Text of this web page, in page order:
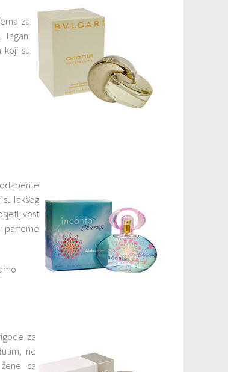
za
lagani
koji su
su lakšeg
parfeme
za
ne
sa